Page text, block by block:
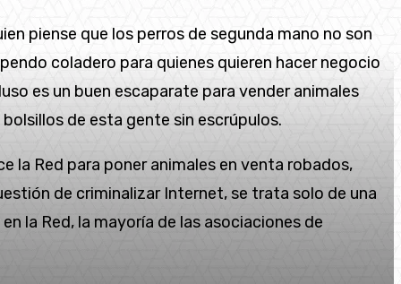
piense que los perros de segunda mano no son
coladero para quienes quieren hacer negocio
es un buen escaparate para vender animales
de esta gente sin escrúpulos.
la Red para poner animales en venta robados,
de criminalizar Internet, se trata solo de una
la Red, la mayoría de las asociaciones de